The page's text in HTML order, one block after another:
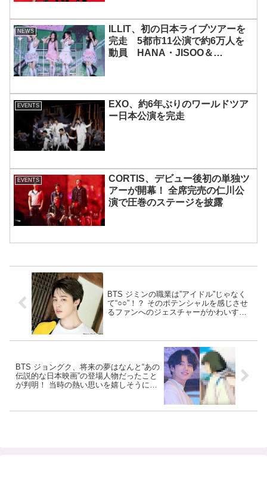
NEWS
ILLIT、初の日本ライブツアーを
完走 5都市11公演で約6万人を
動員 HANA・JISOO＆
EVENTS
EXO、約6年ぶりのワールドツア
ー日本公演を完走
EVENTS
CORTIS、デビュー後初の単独ツ
アーが開幕！ 全席完売の仁川公
演で圧巻のステージを披露
BTS ジミンの職業は”アイドル”じゃなく
て“○○”！？ そのポテンシャルを感じさせ
るファンへのジェスチャーがかわいすぎ
BTS ジョングク、将来の夢はなんと“あの
伝説的な日本映画”の登場人物だったこと
が判明！ 当時の熱い思いを嬉しそうに語
いました」